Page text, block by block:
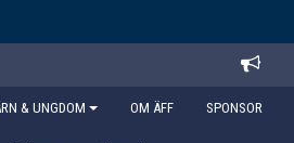
& UNGDOM OM ÄFF SPONSOR